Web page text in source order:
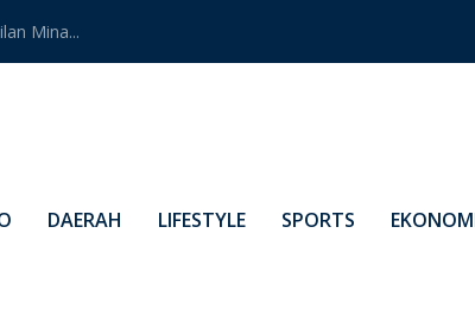
Mina...
DAERAH LIFESTYLE SPORTS